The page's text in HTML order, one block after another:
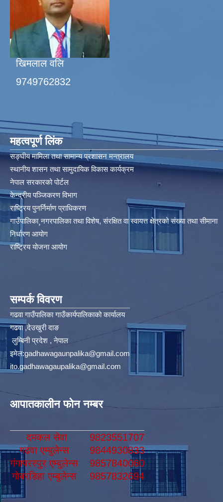
खिमलाल वलि
9749762832
महत्वपूर्ण लिंक
सङ्घीय मामिला तथा सामान्य प्रशासन मन्त्रालय
स्थानीय शासन तथा सामुदायिक विकास कार्यक्रम
नेपाल सरकारको पोर्टल
केन्द्रीय पञ्जिकरण विभाग
राष्ट्रिय पुनर्निर्माण प्राधिकरण
गाउँपालिका¸नगरपालिका तथा विशेष, संरक्षित वा स्वायत्त क्षेत्रको संख्या तथा सीमाना
निर्धारण आयोग​
राष्ट्रिय योजना आयोग
सम्पर्क विवरण
गढवा गाउँपालिका गाउँकार्यपालिकाको कार्यालय
गढवा ,देउखुरी दाङ
लुम्बिनी प्रदेश , नेपाल
इमेल:gadhawagaunpalika@gmail.com
ito.gadhawagaupalika@gmail.com
आपातकालीन फोन नम्बर
दमकल सेवा
9823551707
गढवा एम्बुलेन्स
9844930833
गंगापरस्पुर एम्बुलेन्स
9857840060
गोबरडिहा एम्बुलेन्स
9857832694